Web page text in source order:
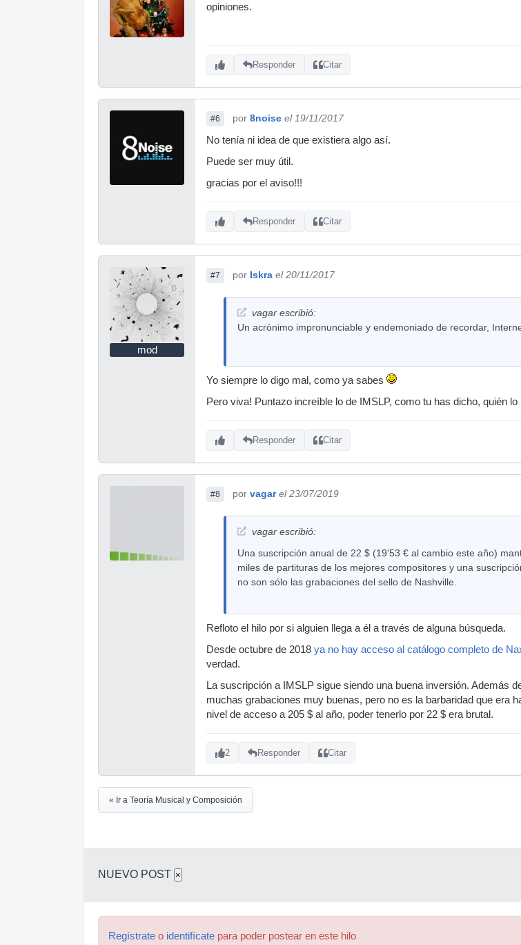
opiniones.
Responder Citar
#6 por 8noise el 19/11/2017
No tenía ni idea de que existiera algo así.
Puede ser muy útil.
gracias por el aviso!!!
Responder Citar
mod
#7 por Iskra el 20/11/2017
vagar escribió:
Un acrónimo impronunciable y endemoniado de recordar,
Yo siempre lo digo mal, como ya sabes
Pero viva! Puntazo increíble lo de IMSLP, como tu has dicho, quién
Responder Citar
#8 por vagar el 23/07/2019
vagar escribió:
Una suscripción anual de 22 $ (19'53 € al cambio este año)
miles de partituras de los mejores compositores y una
no son sólo las grabaciones del sello de Nashville.
Refloto el hilo por si alguien llega a él a través de alguna búsqueda.
Desde octubre de 2018 ya no hay acceso al catálogo completo de
verdad.
La suscripción a IMSLP sigue siendo una buena inversión. Además
muchas grabaciones muy buenas, pero no es la barbaridad que era
nivel de acceso a 205 $ al año, poder tenerlo por 22 $ era brutal.
2 Responder Citar
« Ir a Teoría Musical y Composición
NUEVO POST ×
Regístrate o identifícate para poder postear en este hilo